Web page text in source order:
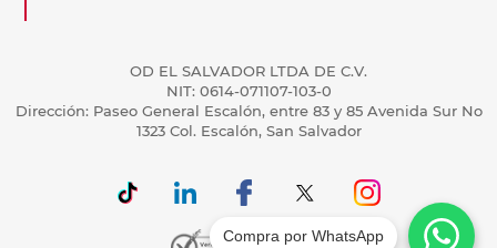
OD EL SALVADOR LTDA DE C.V.
NIT: 0614-071107-103-0
Dirección: Paseo General Escalón, entre 83 y 85 Avenida Sur No
1323 Col. Escalón, San Salvador
Compra por WhatsApp